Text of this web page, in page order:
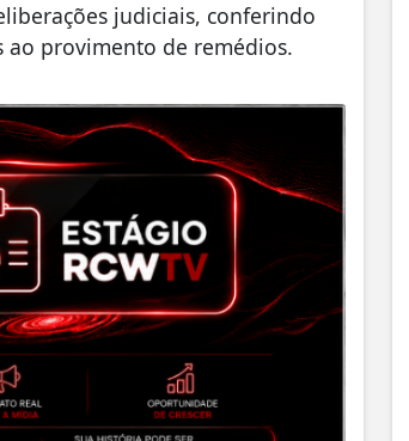
judiciais, conferindo
ao provimento de remédios.